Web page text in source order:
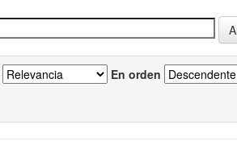
En orden